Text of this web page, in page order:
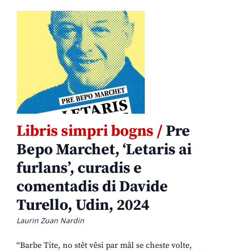
Libris simpri bogns /Pre
Bepo Marchet, ‘Letaris ai
furlans’, curadis e
comentadis di Davide
Turello, Udin, 2024
Laurin Zuan Nardin
“Barbe Tite, no stêt vêsi par mâl se cheste volte,